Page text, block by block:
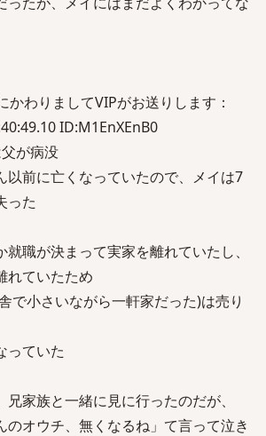
かわりましてVIPがお送りします：
ID:M1EnXEnB0
が病没
以前に亡くなっていたので、メイは7
った
職が決まって実家を離れていたし、
れていたため
で小さいながら一軒家だった)は売り
っていた
家族と一緒に見に行ったのだが、
のオウチ、無くなるね」て言って泣き